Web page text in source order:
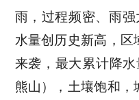
雨，过程频密、雨强
水量创历史新高， 区
来袭，最大累计降
熊山），土壤饱和，